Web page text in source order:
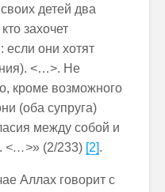
детей два
захочет
если они хотят
<…>. Не
кроме возможного
(оба супруга)
между собой и
<…>» (2/233) [2].
Аллах говорит с